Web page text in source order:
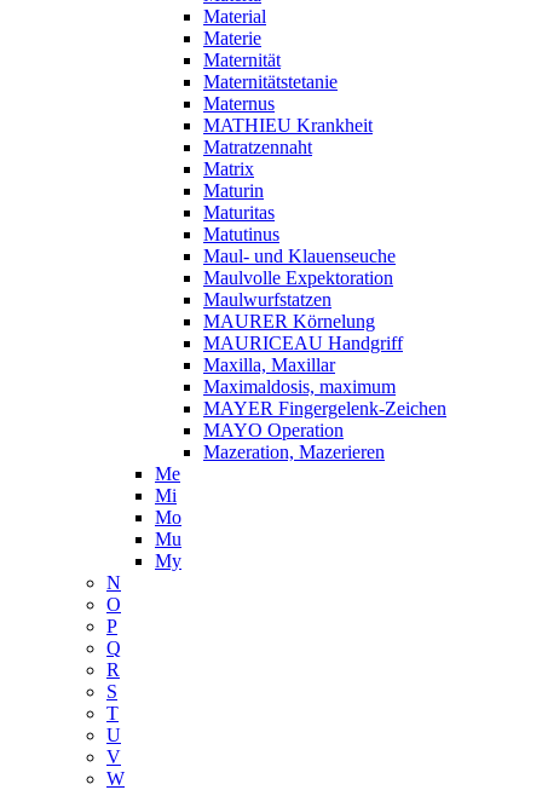
Material
Materie
Maternität
Maternitätstetanie
Maternus
MATHIEU Krankheit
Matratzennaht
Matrix
Maturin
Maturitas
Matutinus
Maul- und Klauenseuche
Maulvolle Expektoration
Maulwurfstatzen
MAURER Körnelung
MAURICEAU Handgriff
Maxilla, Maxillar
Maximaldosis, maximum
MAYER Fingergelenk-Zeichen
MAYO Operation
Mazeration, Mazerieren
Me
Mi
Mo
Mu
My
N
O
P
Q
R
S
T
U
V
W